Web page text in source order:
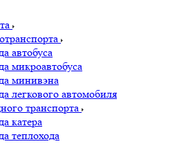
автобуса
микроавтобуса
минивэна
легкового автомобиля
транспорта
катера
теплохода